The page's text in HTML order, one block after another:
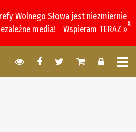
Wolnego Słowa jest niezmiernie
media!
Wspieram TERAZ »
x